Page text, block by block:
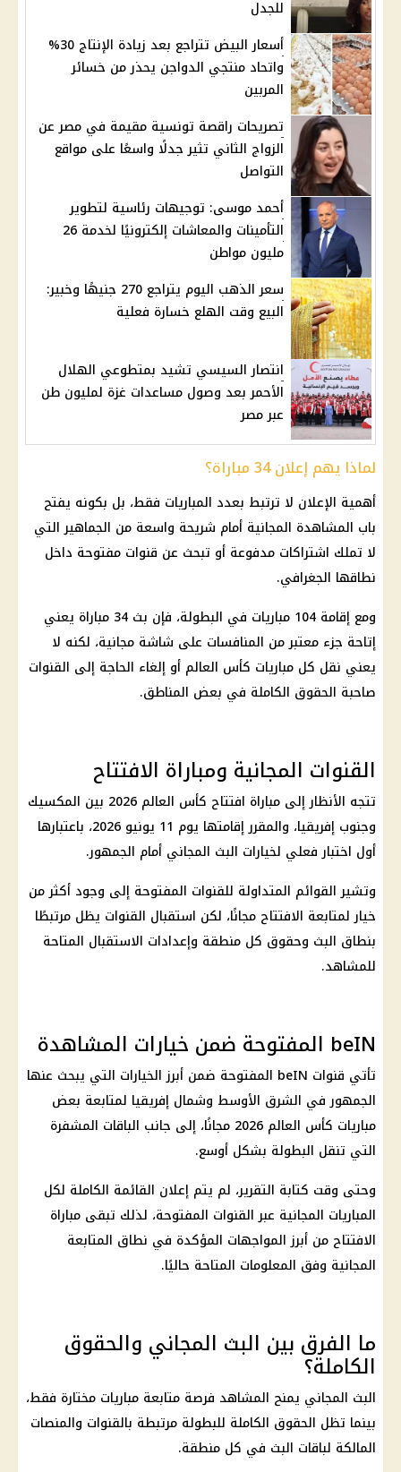
للجدل
أسعار البيض تتراجع بعد زيادة الإنتاج 30%
واتحاد منتجي الدواجن يحذر من خسائر
المربين
تصريحات راقصة تونسية مقيمة في مصر عن
الزواج الثاني تثير جدلًا واسعًا على مواقع
التواصل
أحمد موسى: توجيهات رئاسية لتطوير
التأمينات والمعاشات إلكترونيًا لخدمة 26
مليون مواطن
سعر الذهب اليوم يتراجع 270 جنيهًا وخبير:
البيع وقت الهلع خسارة فعلية
انتصار السيسي تشيد بمتطوعي الهلال
الأحمر بعد وصول مساعدات غزة لمليون طن
عبر مصر
لماذا يهم إعلان 34 مباراة؟
أهمية الإعلان لا ترتبط بعدد المباريات فقط، بل بكونه يفتح
باب المشاهدة المجانية أمام شريحة واسعة من الجماهير التي
لا تملك اشتراكات مدفوعة أو تبحث عن قنوات مفتوحة داخل
نطاقها الجغرافي.
ومع إقامة 104 مباريات في البطولة، فإن بث 34 مباراة يعني
إتاحة جزء معتبر من المنافسات على شاشة مجانية، لكنه لا
يعني نقل كل مباريات كأس العالم أو إلغاء الحاجة إلى القنوات
صاحبة الحقوق الكاملة في بعض المناطق.
القنوات المجانية ومباراة الافتتاح
تتجه الأنظار إلى مباراة افتتاح كأس العالم 2026
بين المكسيك
وجنوب إفريقيا، والمقرر إقامتها يوم 11 يونيو 2026، باعتبارها
أول اختبار فعلي لخيارات البث المجاني أمام الجمهور.
وتشير القوائم المتداولة للقنوات المفتوحة إلى وجود أكثر من
خيار لمتابعة الافتتاح مجانًا، لكن استقبال القنوات يظل مرتبطًا
بنطاق البث وحقوق كل منطقة وإعدادات الاستقبال المتاحة
للمشاهد.
beIN المفتوحة ضمن خيارات المشاهدة
تأتي قنوات beIN المفتوحة ضمن أبرز الخيارات التي يبحث عنها
الجمهور في الشرق الأوسط وشمال إفريقيا لمتابعة بعض
مباريات كأس العالم 2026
مجانًا، إلى جانب الباقات المشفرة
التي تنقل البطولة بشكل أوسع.
وحتى وقت كتابة التقرير، لم يتم إعلان القائمة الكاملة لكل
المباريات المجانية عبر القنوات المفتوحة، لذلك تبقى مباراة
الافتتاح من أبرز المواجهات المؤكدة في نطاق المتابعة
المجانية وفق المعلومات المتاحة حاليًا.
ما الفرق بين البث المجاني والحقوق
الكاملة؟
البث المجاني يمنح المشاهد فرصة متابعة مباريات مختارة فقط،
بينما تظل الحقوق الكاملة للبطولة مرتبطة بالقنوات والمنصات
المالكة لباقات البث في كل منطقة.